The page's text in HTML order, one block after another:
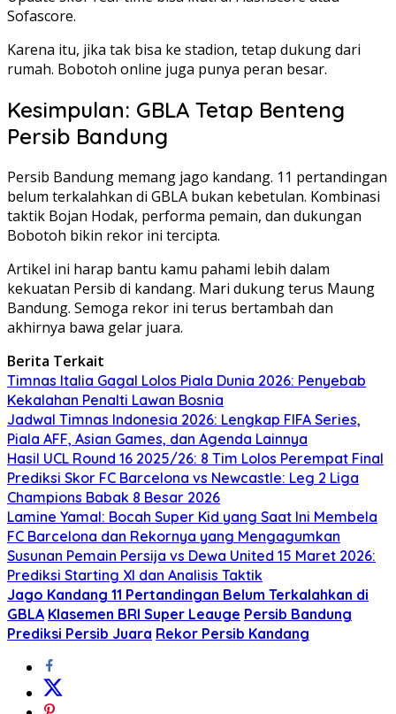
Sofascore.
Karena itu, jika tak bisa ke stadion, tetap dukung dari
rumah. Bobotoh online juga punya peran besar.
Kesimpulan: GBLA Tetap Benteng
Persib Bandung
Persib Bandung memang jago kandang. 11 pertandingan
belum terkalahkan di GBLA bukan kebetulan. Kombinasi
taktik Bojan Hodak, performa pemain, dan dukungan
Bobotoh bikin rekor ini tercipta.
Artikel ini harap bantu kamu pahami lebih dalam
kekuatan Persib di kandang. Mari dukung terus Maung
Bandung. Semoga rekor ini terus bertambah dan
akhirnya bawa gelar juara.
Berita Terkait
Timnas Italia Gagal Lolos Piala Dunia 2026: Penyebab
Kekalahan Penalti Lawan Bosnia
Jadwal Timnas Indonesia 2026: Lengkap FIFA Series,
Piala AFF, Asian Games, dan Agenda Lainnya
Hasil UCL Round 16 2025/26: 8 Tim Lolos Perempat Final
Prediksi Skor FC Barcelona vs Newcastle: Leg 2 Liga
Champions Babak 8 Besar 2026
Lamine Yamal: Bocah Super Kid yang Saat Ini Membela
FC Barcelona dan Rekornya yang Mengagumkan
Susunan Pemain Persija vs Dewa United 15 Maret 2026:
Prediksi Starting XI dan Analisis Taktik
Jago Kandang 11 Pertandingan Belum Terkalahkan di
GBLA Klasemen BRI Super Leauge Persib Bandung
Prediksi Persib Juara Rekor Persib Kandang